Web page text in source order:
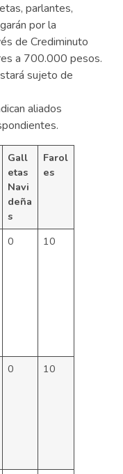
parlantes,
por la
de Crediminuto
a 700.000 pesos.
sujeto de
aliados
Gall
etas
Navi
deña
s
Farol
es
0 10
0 10